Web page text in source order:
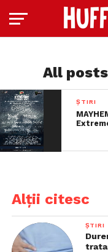
All
ȘTIRI
Alții citesc
ȘTIRI